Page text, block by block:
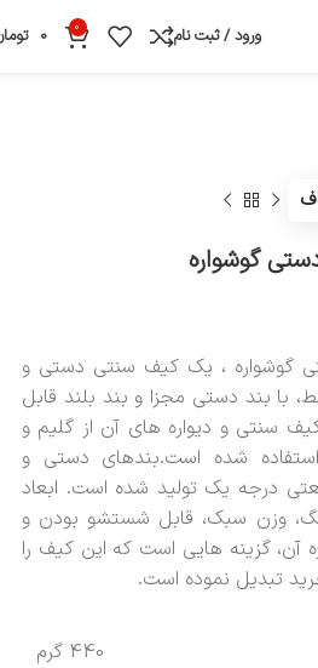
ورود / ثبت نام 0
0
گوشواره
گوشواره ، یک کیف سنتی دستی و
با بند دستی مجزا و بند بلند قابل
سنتی و دیواره های آن از گلیم و
شده است.بندهای دستی و
درجه یک تولید شده است. ابعاد
وزن سبک، قابل شستشو بودن و
آن، گزینه هایی است که این کیف را
تبدیل نموده است.
440 گرم